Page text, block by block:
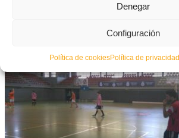
Denegar
Configuración
Política de cookiesPolítica de privacidad
Inscríbete en la II Liga Autonómica de Fútbol Playa